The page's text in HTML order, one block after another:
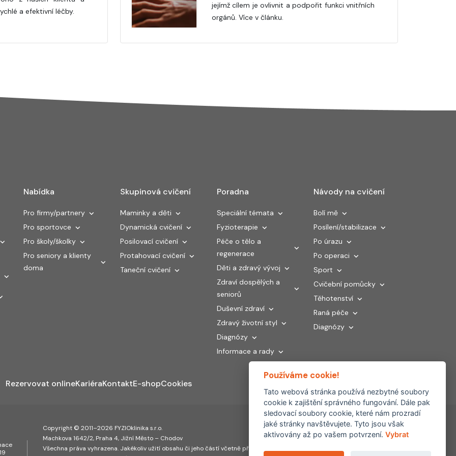
a efektivní léčby.
jejímž cílem je ovlivnit a podpořit funkci vnitřních
orgánů. Více v článku.
Nabídka
Pro firmy/partnery
Pro sportovce
Pro školy/školky
Pro seniory a klienty
doma
Skupinová cvičení
Maminky a děti
Dynamická cvičení
Posilovací cvičení
Protahovací cvičení
Taneční cvičení
Poradna
Speciální témata
Fyzioterapie
Péče o tělo a
regenerace
Děti a zdravý vývoj
Zdraví dospělých a
seniorů
Duševní zdraví
Zdravý životní styl
Diagnózy
Informace a rady
Návody na cvičení
Bolí mě
Posílení/stabilizace
Po úrazu
Po operaci
Sport
Cvičební pomůcky
Těhotenství
Raná péče
Diagnózy
Rezervovat onlineKariéraKontaktE-shopCookies
Copyright © 2011–2026 FYZIOklinika s.r.o.
Machkova 1642/2, Praha 4, Jižní Město – Chodov
Všechna práva vyhrazena. Jakékoliv užití obsahu či jeho částí včetně převzetí, šíření či
Partnerské
weby:
Používáme cookie!
Tato webová stránka používá nezbytné soubory
cookie k zajištění správného fungování. Dále pak
sledovací soubory cookie, které nám prozradí
jaké stránky navštěvujete. Tyto jsou však
aktivovány až po vašem potvrzení. Vybrat